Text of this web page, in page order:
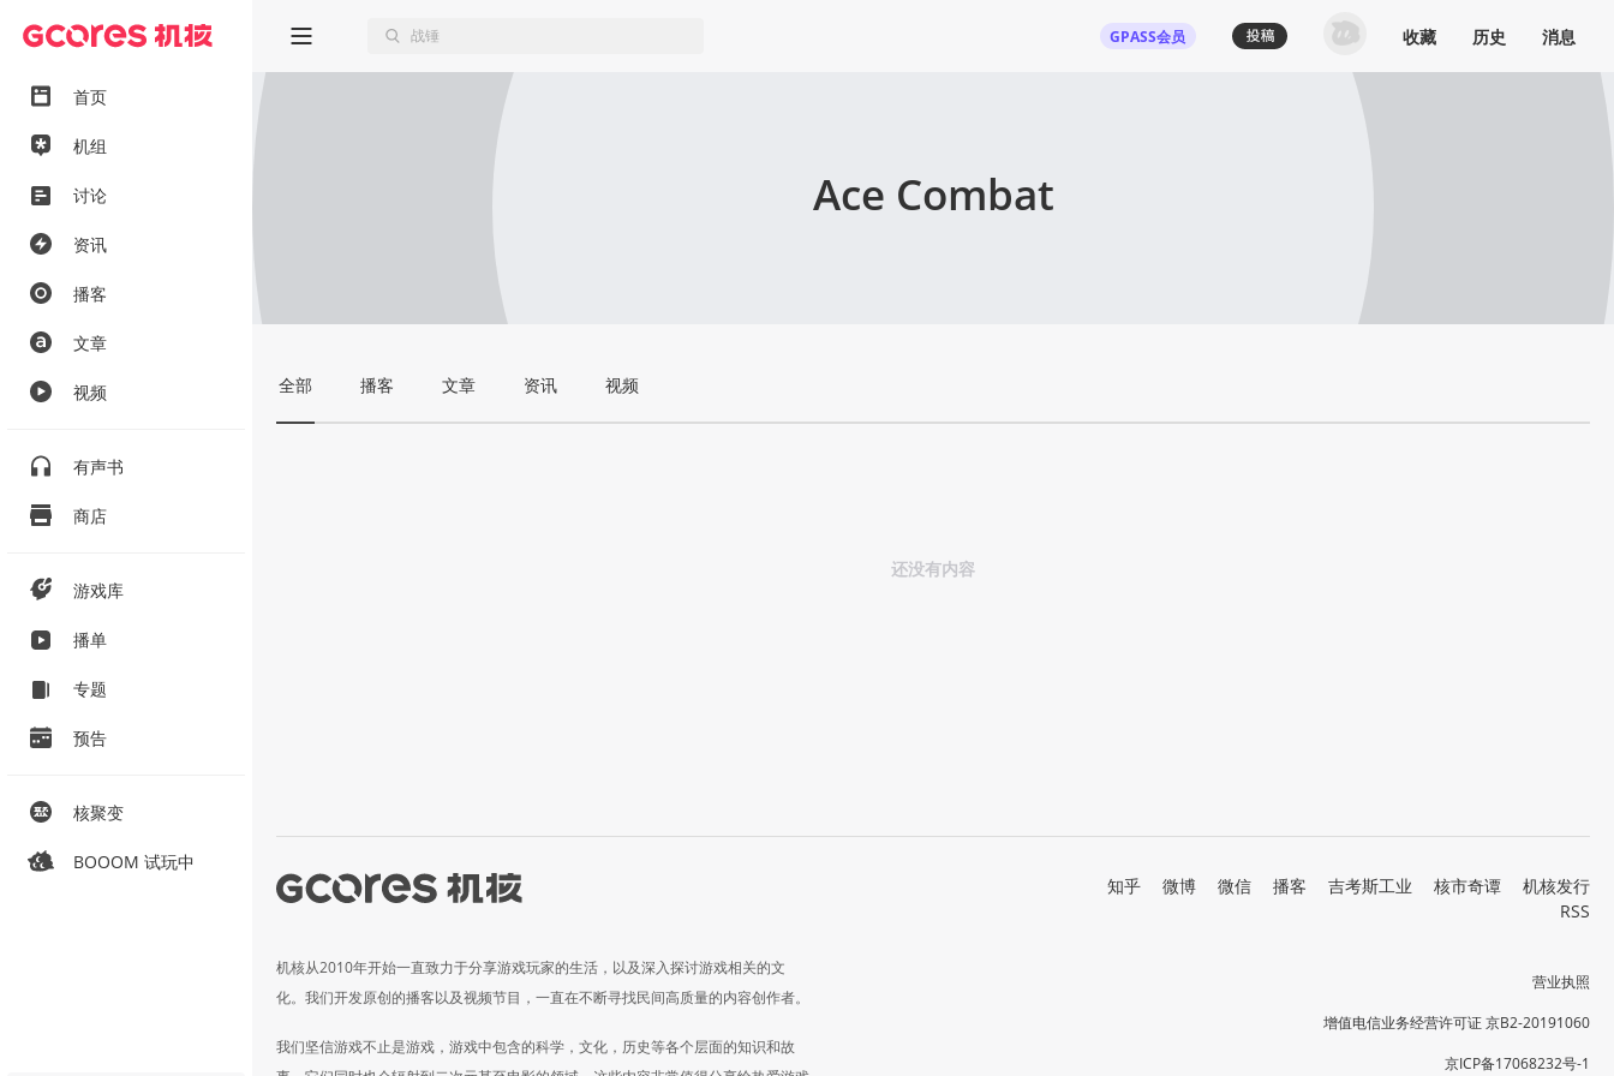
首页
机组
讨论
资讯
播客
文章
视频
有声书
商店
游戏库
播单
专题
预告
核聚变
BOOOM 试玩中
GPASS会员 收藏 历史 消息
Ace Combat
全部 播客 文章 资讯 视频
还没有内容
机核从2010年开始一直致力于分享游戏玩家的生活，以及深入探讨游戏相关的文
化。我们开发原创的播客以及视频节目，一直在不断寻找民间高质量的内容创作者。
我们坚信游戏不止是游戏，游戏中包含的科学，文化，历史等各个层面的知识和故
知乎 微博 微信 播客 吉考斯工业 核市奇谭
机核发行
RSS
营业执照
增值电信业务经营许可证 京B2-20191060
京ICP备17068232号-1